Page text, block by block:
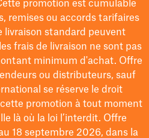
promotion est cumulable
remises ou accords tarifaires
livraison standard peuvent
frais de livraison ne sont pas
minimum d'achat. Offre
ou distributeurs, sauf
se réserve le droit
promotion à tout moment
là où la loi l’interdit. Offre
18 septembre 2026, dans la